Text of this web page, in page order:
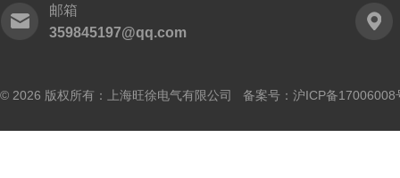
邮箱
359845197@qq.com
© 2026 版权所有：上海旺徐电气有限公司 备案号： 沪ICP备17006008